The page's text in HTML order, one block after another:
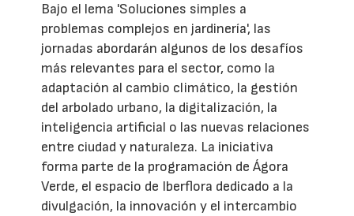
Bajo el lema 'Soluciones simples a
problemas complejos en jardinería', las
jornadas abordarán algunos de los desafíos
más relevantes para el sector, como la
adaptación al cambio climático, la gestión
del arbolado urbano, la digitalización, la
inteligencia artificial o las nuevas relaciones
entre ciudad y naturaleza. La iniciativa
forma parte de la programación de Ágora
Verde, el espacio de Iberflora dedicado a la
divulgación, la innovación y el intercambio